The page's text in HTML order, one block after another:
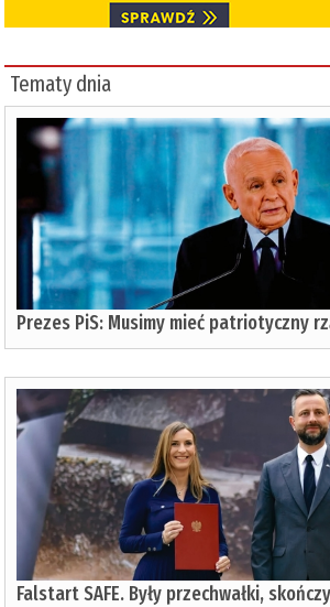
Tematy dnia
Prezes PiS: Musimy mieć patriotyczny
Falstart SAFE. Były przechwałki,